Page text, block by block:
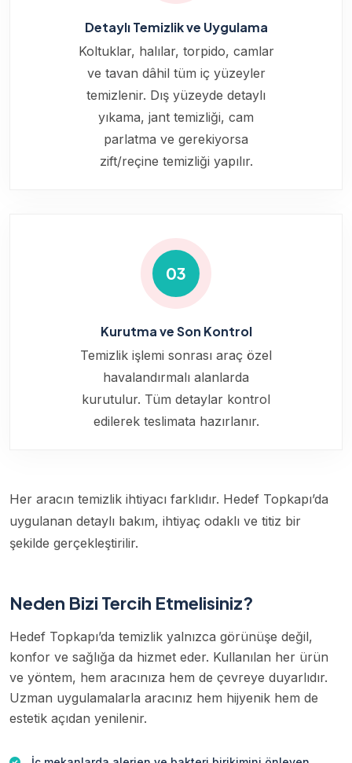
Detaylı Temizlik ve Uygulama
Koltuklar, halılar, torpido, camlar
ve tavan dâhil tüm iç yüzeyler
temizlenir. Dış yüzeyde detaylı
yıkama, jant temizliği, cam
parlatma ve gerekiyorsa
zift/reçine temizliği yapılır.
03
Kurutma ve Son Kontrol
Temizlik işlemi sonrası araç özel
havalandırmalı alanlarda
kurutulur. Tüm detaylar kontrol
edilerek teslimata hazırlanır.
Her aracın temizlik ihtiyacı farklıdır. Hedef Topkapı’da
uygulanan detaylı bakım, ihtiyaç odaklı ve titiz bir
şekilde gerçekleştirilir.
Neden Bizi Tercih Etmelisiniz?
Hedef Topkapı’da temizlik yalnızca görünüşe değil,
konfor ve sağlığa da hizmet eder. Kullanılan her ürün
ve yöntem, hem aracınıza hem de çevreye duyarlıdır.
Uzman uygulamalarla aracınız hem hijyenik hem de
estetik açıdan yenilenir.